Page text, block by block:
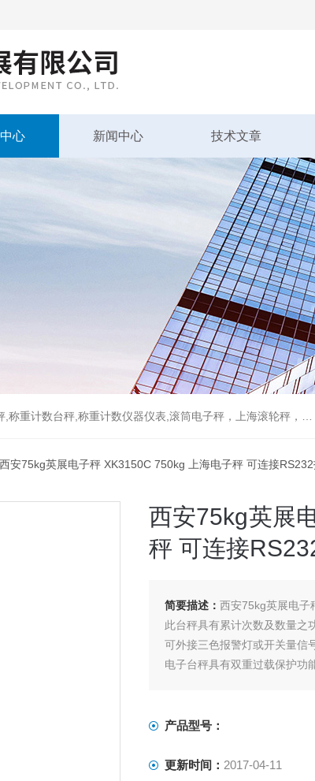
心 新闻中心 技术文章
数台秤,称重计数仪器仪表,滚筒电子秤，上海滚轮秤，无线打印吊秤
安75kg英展电子秤 XK3150C 750kg 上海电子秤 可连接
西安75kg英展
秤 可连接
简要描述： 西安75kg英展电子
此台秤具有累计次数及数量之
可外接三色报警灯或开关量信
电子台秤具有双重过载保护功
电子台秤外壳采用ABS塑钢材
产品型号：
更新时间： 2017-04-11